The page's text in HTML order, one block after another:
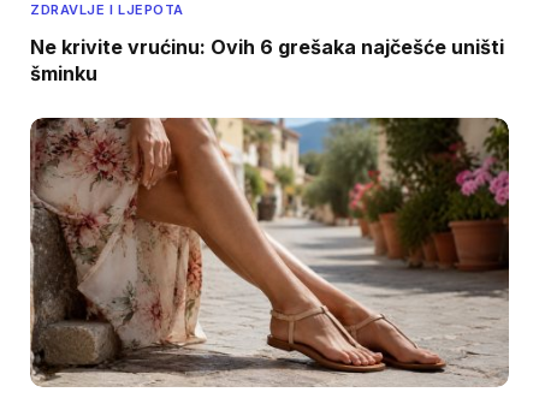
ZDRAVLJE I LJEPOTA
Ne krivite vrućinu: Ovih 6 grešaka najčešće uništi
šminku